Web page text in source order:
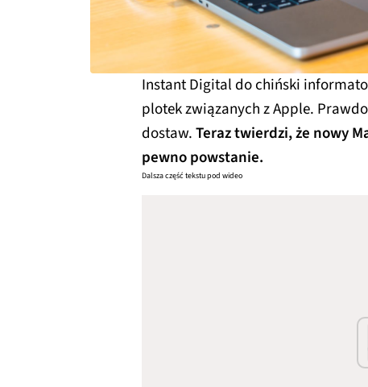
Instant Digital do chiński
plotek związanych z Apple.
dostaw.Teraz twierdzi, że nowy
pewno powstanie.
Dalsza część tekstu pod wideo